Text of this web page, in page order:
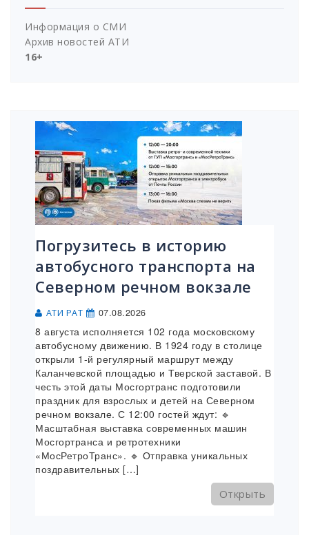
Информация о СМИ
Архив новостей АТИ
16+
Погрузитесь в историю
автобусного транспорта на
Северном речном вокзале
АТИ РАТ 07.08.2026
8 августа исполняется 102 года московскому
автобусному движению. В 1924 году в столице
открыли 1-й регулярный маршрут между
Каланчевской площадью и Тверской заставой. В
честь этой даты Мосгортранс подготовили
праздник для взрослых и детей на Северном
речном вокзале. С 12:00 гостей ждут: 🔹
Масштабная выставка современных машин
Мосгортранса и ретротехники
«МосРетроТранс». 🔹 Отправка уникальных
поздравительных […]
Открыть